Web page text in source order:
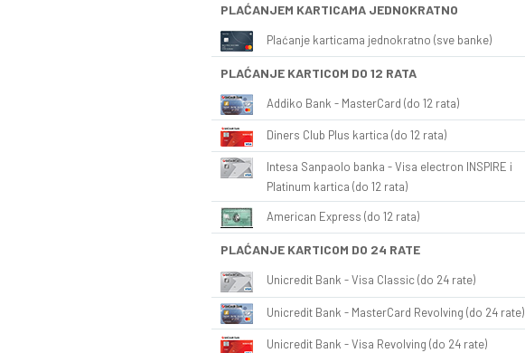
PLAĆANJEM KARTICAMA JEDNOKRATNO
Plaćanje karticama jednokratno (sve banke)
PLAĆANJE KARTICOM DO 12 RATA
Addiko Bank - MasterCard (do 12 rata)
Diners Club Plus kartica (do 12 rata)
Intesa Sanpaolo banka - Visa electron INSPIRE i
Platinum kartica (do 12 rata)
American Express (do 12 rata)
PLAĆANJE KARTICOM DO 24 RATE
Unicredit Bank - Visa Classic (do 24 rate)
Unicredit Bank - MasterCard Revolving (do 24 rate)
Unicredit Bank - Visa Revolving (do 24 rate)